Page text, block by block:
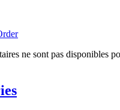
ne sont pas disponibles